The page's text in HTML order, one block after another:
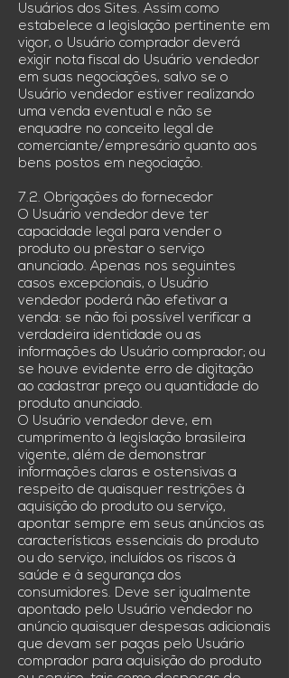
Usuários dos Sites. Assim como
estabelece a legislação pertinente em
vigor, o Usuário comprador deverá
exigir nota fiscal do Usuário vendedor
em suas negociações, salvo se o
Usuário vendedor estiver realizando
uma venda eventual e não se
enquadre no conceito legal de
comerciante/empresário quanto aos
bens postos em negociação.
7.2. Obrigações do fornecedor
O Usuário vendedor deve ter
capacidade legal para vender o
produto ou prestar o serviço
anunciado. Apenas nos seguintes
casos excepcionais, o Usuário
vendedor poderá não efetivar a
venda: se não foi possível verificar a
verdadeira identidade ou as
informações do Usuário comprador; ou
se houve evidente erro de digitação
ao cadastrar preço ou quantidade do
produto anunciado.
O Usuário vendedor deve, em
cumprimento à legislação brasileira
vigente, além de demonstrar
informações claras e ostensivas a
respeito de quaisquer restrições à
aquisição do produto ou serviço,
apontar sempre em seus anúncios as
características essenciais do produto
ou do serviço, incluídos os riscos à
saúde e à segurança dos
consumidores. Deve ser igualmente
apontado pelo Usuário vendedor no
anúncio quaisquer despesas adicionais
que devam ser pagas pelo Usuário
comprador para aquisição do produto